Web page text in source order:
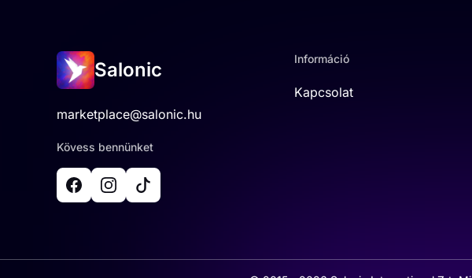
Salonic
marketplace@salonic.hu
Kövess bennünket
Információ
Kapcsolat